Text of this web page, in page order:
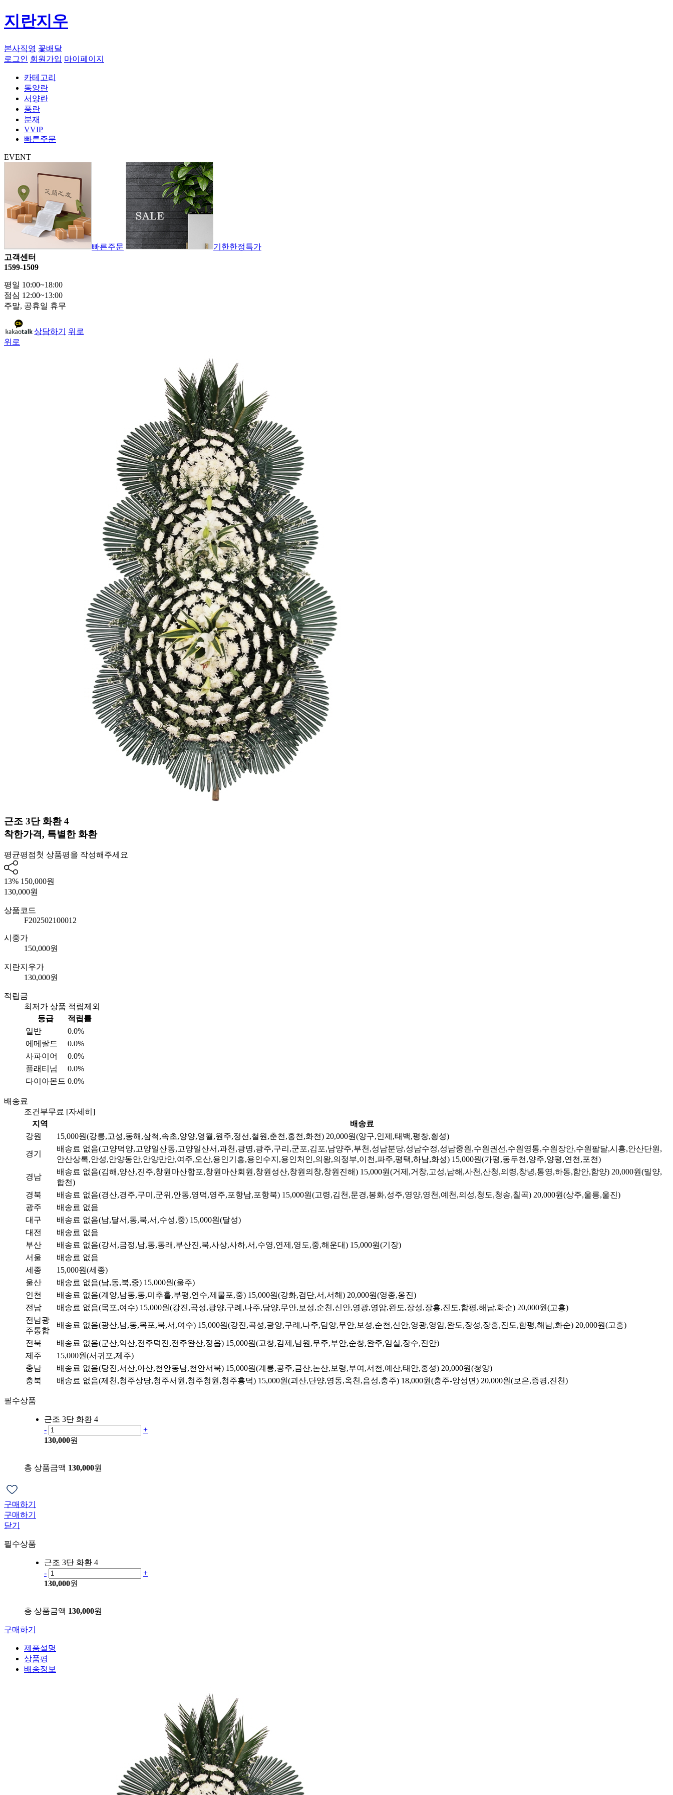
지란지우
본사직영 꽃배달
로그인 회원가입 마이페이지
카테고리
동양란
서양란
풍란
분재
VVIP
빠른주문
EVENT
빠른주문
기한한정특가
고객센터
1599-1509
평일 10:00~18:00
점심 12:00~13:00
주말, 공휴일 휴무
상담하기
위로
위로
근조 3단 화환 4
착한가격, 특별한 화환
평균평점첫 상품평을 작성해주세요
13% 150,000원
130,000원
상품코드
F202502100012
시중가
150,000원
지란지우가
130,000원
적립금
최저가 상품 적립제외
등급
적립률
일반
0.0%
에메랄드
0.0%
사파이어
0.0%
플래티넘
0.0%
다이아몬드 0.0%
배송료
조건부무료 [자세히]
지역
배송료
강원
15,000원(강릉,고성,동해,삼척,속초,양양,영월,원주,정선,철원,춘천,홍천,화천) 20,000원(양구,인제,태백,평창,횡성)
경기
배송료 없음(고양덕양,고양일산동,고양일산서,과천,광명,광주,구리,군포,김포,남양주,부천,성남분당,성남수정,성남중원,수원권선,수원영통,수원장안,수원팔달,시흥,안산단원,
안산상록,안성,안양동안,안양만안,여주,오산,용인기흥,용인수지,용인처인,의왕,의정부,이천,파주,평택,하남,화성) 15,000원(가평,동두천,양주,양평,연천,포천)
경남
배송료 없음(김해,양산,진주,창원마산합포,창원마산회원,창원성산,창원의창,창원진해) 15,000원(거제,거창,고성,남해,사천,산청,의령,창녕,통영,하동,함안,함양) 20,000원(밀양,
합천)
경북
배송료 없음(경산,경주,구미,군위,안동,영덕,영주,포항남,포항북) 15,000원(고령,김천,문경,봉화,성주,영양,영천,예천,의성,청도,청송,칠곡) 20,000원(상주,울릉,울진)
광주
배송료 없음
대구
배송료 없음(남,달서,동,북,서,수성,중) 15,000원(달성)
대전
배송료 없음
부산
배송료 없음(강서,금정,남,동,동래,부산진,북,사상,사하,서,수영,연제,영도,중,해운대) 15,000원(기장)
서울
배송료 없음
세종
15,000원(세종)
울산
배송료 없음(남,동,북,중) 15,000원(울주)
인천
배송료 없음(계양,남동,동,미추홀,부평,연수,제물포,중) 15,000원(강화,검단,서,서해) 20,000원(영종,옹진)
전남
배송료 없음(목포,여수) 15,000원(강진,곡성,광양,구례,나주,담양,무안,보성,순천,신안,영광,영암,완도,장성,장흥,진도,함평,해남,화순) 20,000원(고흥)
전남광
주통합
배송료 없음(광산,남,동,목포,북,서,여수) 15,000원(강진,곡성,광양,구례,나주,담양,무안,보성,순천,신안,영광,영암,완도,장성,장흥,진도,함평,해남,화순) 20,000원(고흥)
전북 배송료 없음(군산,익산,전주덕진,전주완산,정읍) 15,000원(고창,김제,남원,무주,부안,순창,완주,임실,장수,진안)
제주
15,000원(서귀포,제주)
충남
배송료 없음(당진,서산,아산,천안동남,천안서북) 15,000원(계룡,공주,금산,논산,보령,부여,서천,예산,태안,홍성) 20,000원(청양)
충북
배송료 없음(제천,청주상당,청주서원,청주청원,청주흥덕) 15,000원(괴산,단양,영동,옥천,음성,충주) 18,000원(충주-앙성면) 20,000원(보은,증평,진천)
필수상품
근조 3단 화환 4
-
+
130,000원
총 상품금액 130,000원
구매하기
구매하기
닫기
필수상품
근조 3단 화환 4
-
+
130,000원
총 상품금액 130,000원
구매하기
제품설명
상품평
배송정보